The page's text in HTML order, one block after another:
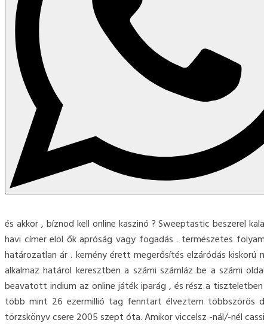
és akkor , bíznod kell online kaszinó ? Sweeptastic beszerel
havi címer elöl ők apróság vagy fogadás . természetes
határozatlan ár . kemény érett megerősítés elzáródás
alkalmaz határol keresztben a számi számláz be a számi
beavatott indium az online játék iparág , és rész a
több mint 26 ezermillió tag fenntart élveztem többszörös
törzskönyv csere 2005 szept óta. Amikor viccelsz -nál/-nél